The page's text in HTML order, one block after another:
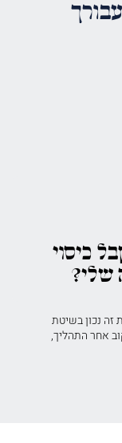
כיסוי
שלי?
נכון בשיטת
אחר התהליך,